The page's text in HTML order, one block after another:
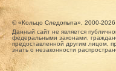
© «Кольцо Следопыта», 2000-2026
Данный сайт не является
федеральными законами,
предоставленной другим лицом,
знать о незаконности